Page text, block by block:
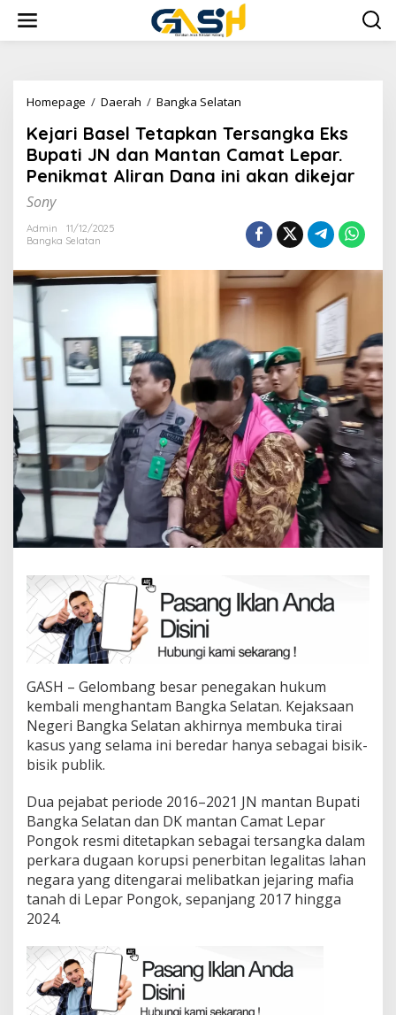
konten
Homepage / Daerah / Bangka Selatan
Tetapkan
Tersangka
Eks
Bupati
Mantan
Camat
Penikmat
Aliran
Dana
dikejar
Kejari Basel Tetapkan Tersangka Eks
Bupati JN dan Mantan Camat Lepar.
Penikmat Aliran Dana ini akan dikejar
Sony
Admin
11/12/2025
Bangka Selatan
GASH – Gelombang besar penegakan hukum
kembali menghantam Bangka Selatan. Kejaksaan
Negeri Bangka Selatan akhirnya membuka tirai
kasus yang selama ini beredar hanya sebagai bisik-
bisik publik.
Dua pejabat periode 2016–2021 JN mantan Bupati
Bangka Selatan dan DK mantan Camat Lepar
Pongok resmi ditetapkan sebagai tersangka dalam
perkara dugaan korupsi penerbitan legalitas lahan
negara yang ditengarai melibatkan jejaring mafia
tanah di Lepar Pongok, sepanjang 2017 hingga
2024.